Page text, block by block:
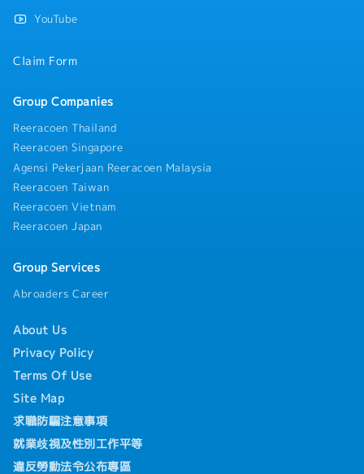
YouTube
Claim Form
Group Companies
Reeracoen Thailand
Reeracoen Singapore
Agensi Pekerjaan Reeracoen Malaysia
Reeracoen Taiwan
Reeracoen Vietnam
Reeracoen Japan
Group Services
Abroaders Career
About Us
Privacy Policy
Terms Of Use
Site Map
求職防騙注意事項
就業歧視及性別工作平等
違反勞動法令公布專區